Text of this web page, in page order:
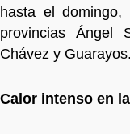
hasta el
provincias Ángel
Chávez y Guarayos.
Calor intenso en